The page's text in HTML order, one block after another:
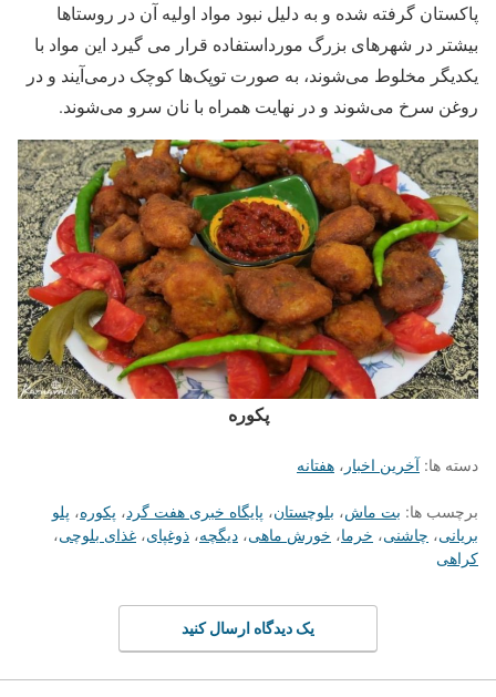
پاکستان گرفته شده و به دلیل نبود مواد اولیه آن در روستاها
بیشتر در شهرهای بزرگ مورداستفاده قرار می گیرد این مواد با
یکدیگر مخلوط می‌شوند، به صورت توپک‌ها کوچک درمی‌آیند و در
روغن سرخ می‌شوند و در نهایت همراه با نان سرو می‌شوند.
پکوره
دسته ها: آخرین اخبار ، هفتانه
برچسب ها: بت ماش، بلوچستان، پایگاه خبری هفت گرد، پکوره، پلو
بریانی، چاشنی، خرما، خورش ماهی، دیگچه، ذوغپای، غذای بلوچی،
کراهی
یک دیدگاه ارسال کنید